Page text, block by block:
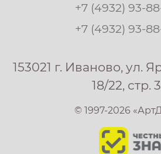
+7 (4932) 93-
+7 (4932) 93-
153021 г. Иваново, ул.
18/22, стр. 3
© 1997-2026